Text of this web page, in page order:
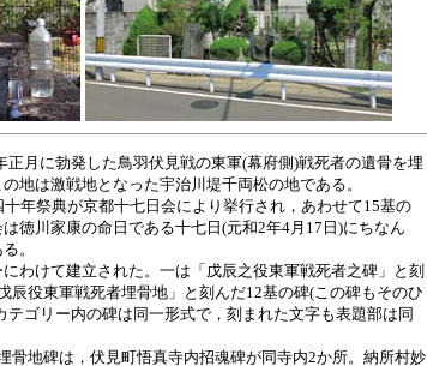
月に勃発した鳥羽伏見戦の東軍(幕府側)戦死者の遺骨を埋
地は激戦地となった宇治川堤千両松の地である。
年祭典が京都十七日会により挙行され，あわせて15基の
徳川家康の命日である十七日(元和2年4月17日)にちなん
。
わけて建立された。一は「戊辰之役東軍戦死者之碑」と刻
辰役東軍戦死者埋骨地」と刻んだ12基の碑(この碑もそのひ
テゴリー内の碑は同一形式で，刻まれた文字も表題部は同
骨地碑は，伏見町悟真寺内招魂碑が同寺内2か所。納所村妙